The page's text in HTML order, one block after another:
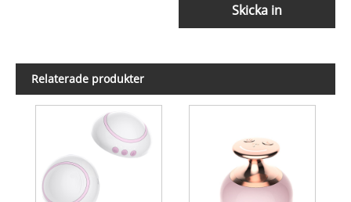
Skicka in
Relaterade produkter